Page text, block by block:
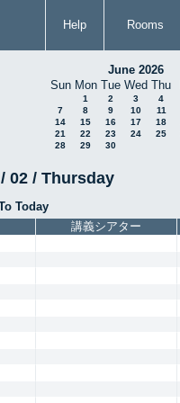
Help Rooms
June 2026
Sun Mon Tue Wed Thu
1 2 3 4
7
8 9 10 11
14
15 16 17 18
21
22 23 24 25
28
29 30
02 / Thursday
Today
講義シアター